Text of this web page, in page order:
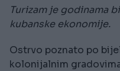
Turizam je godinama
kubanske ekonomije.
Ostrvo poznato po
kolonijalnim